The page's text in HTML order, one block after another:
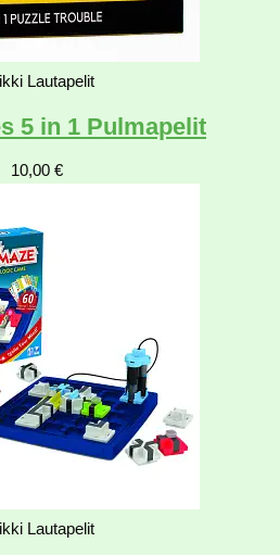
Lautapelit
5 in 1 Pulmapelit
10,00 €
Lautapelit